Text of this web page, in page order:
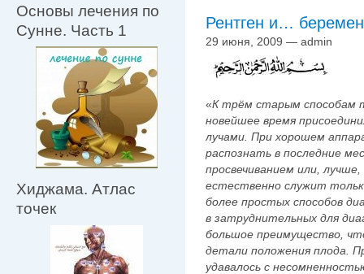
Основы лечения по
Сунне. Часть 1
Хиджама. Атлас
точек
Рентген и…
29 июня, 2009 — admin
«К трём старым способам
новейшее время
лучами. При хорошем
распознать в последние
просвечиванием или,
естественно служит
более простых способов
в затруднительных для
большое преимущество,
детали положения плода.
удавалось с